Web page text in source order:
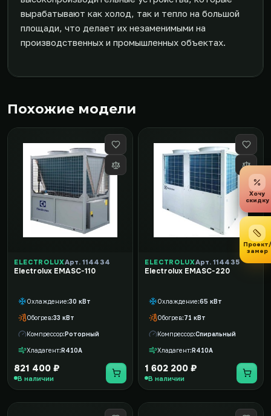
вырабатывают как холод, так и тепло на большой
площади, что делает их незаменимыми на
производственных и промышленных объектах.
Похожие модели
ELECTROLUXАрт. 114434
Electrolux EMASC-110
Охлаждение 30 кВт
Обогрев 33 кВт
Компрессор Роторный
Хладагент R410A
821 400 ₽
В наличии
ELECTROLUXАрт. 114435
Electrolux EMASC-220
Охлаждение 65 кВт
Обогрев 71 кВт
Компрессор Спиральный
Хладагент R410A
1 602 200 ₽
В наличии
Хочу
скидку
Проект/
замер